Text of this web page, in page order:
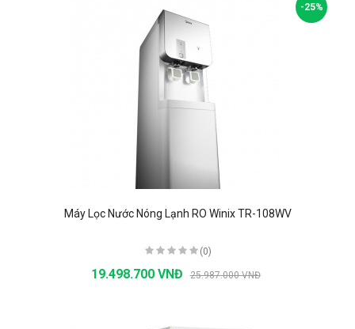
-25%
Máy Lọc Nước Nóng Lạnh RO Winix TR-108WV
(0)
19.498.700 VNĐ 25.987.000 VNĐ